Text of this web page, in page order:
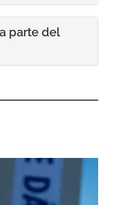
parte del